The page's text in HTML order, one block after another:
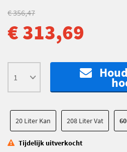
€ 356,47
€ 313,69
20 Liter Kan 208 Liter Vat
Tijdelijk uitverkocht